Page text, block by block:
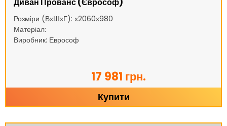
Диван Прованс (Єврософ)
Розміри (ВхШхГ): х2060х980
Матеріал:
Виробник: Еврософ
17 981 грн.
Купити